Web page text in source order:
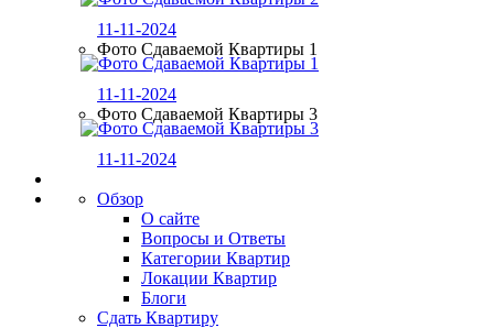
11-11-2024
Фото Сдаваемой Квартиры 1
11-11-2024
Фото Сдаваемой Квартиры 3
11-11-2024
Обзор
О сайте
Вопросы и Ответы
Категории Квартир
Локации Квартир
Блоги
Сдать Квартиру